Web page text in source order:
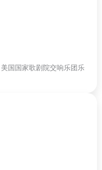
国国家歌剧院交响乐团乐